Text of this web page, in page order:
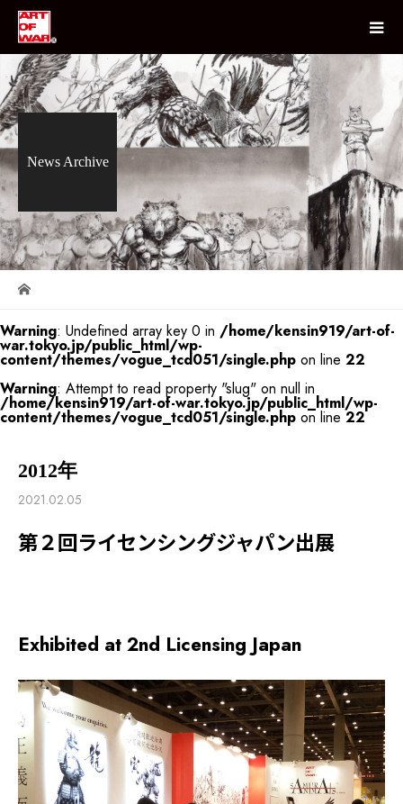
News Archive
Warning: Undefined array key 0 in /home/kensin919/art-of-
war.tokyo.jp/public_html/wp-
content/themes/vogue_tcd051/single.php on line 22
Warning: Attempt to read property "slug" on null in
/home/kensin919/art-of-war.tokyo.jp/public_html/wp-
content/themes/vogue_tcd051/single.php on line22
2012年
2021.02.05
第２回ライセンシングジャパン出展
Exhibited at 2nd Licensing Japan